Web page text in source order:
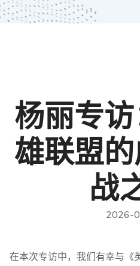
杨丽专
雄联盟
战
2026-
在本次专访中，我们有幸与《